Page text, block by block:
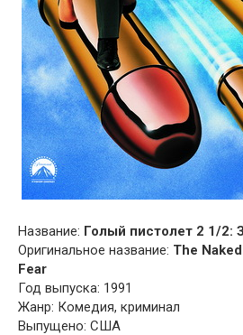
Название: Голый пистолет 2 1/2:
Оригинальное название: The
Fear
Год выпуска: 1991
Жанр: Комедия, криминал
Выпущено: США